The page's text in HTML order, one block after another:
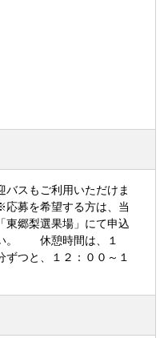
スもご利用いただけま
を希望する方は、当
東郷梨選果場」にて申込
。 休憩時間は、１
つと、１２：００～１